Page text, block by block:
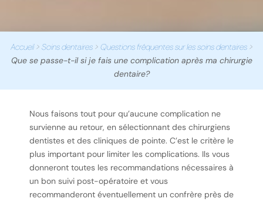
Accueil> Soins dentaires> Questions fréquentes sur les soins dentaires>
Que se passe-t-il si je fais une complication après ma chirurgie
dentaire?
Nous faisons tout pour qu’aucune complication ne
survienne au retour, en sélectionnant des chirurgiens
dentistes et des cliniques de pointe. C’est le critère le
plus important pour limiter les complications. Ils vous
donneront toutes les recommandations nécessaires à
un bon suivi post-opératoire et vous
recommanderont éventuellement un confrère près de